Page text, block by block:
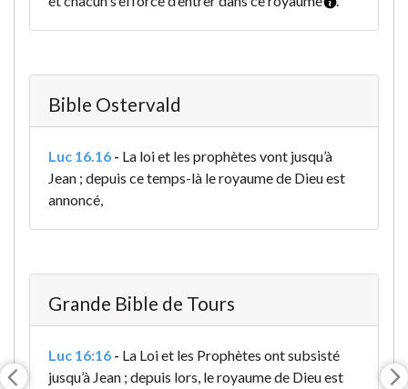
Bible Ostervald
Luc 16.16 - La loi et les prophètes vont jusqu’à
Jean ; depuis ce temps-là le royaume de Dieu est
annoncé,
Grande Bible de Tours
Luc 16:16 - La Loi et les Prophètes ont subsisté
jusqu’à Jean ; depuis lors, le royaume de Dieu est